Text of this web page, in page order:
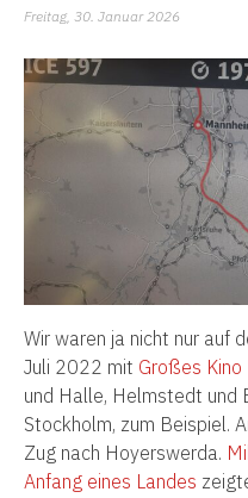
Freitag, 30. Januar 2026
Wir waren ja nicht nur auf
Juli 2022 mit Großes Kino
und Halle, Helmstedt und
Stockholm, zum Beispiel.
Zug nach Hoyerswerda.
Anfang eines Landes